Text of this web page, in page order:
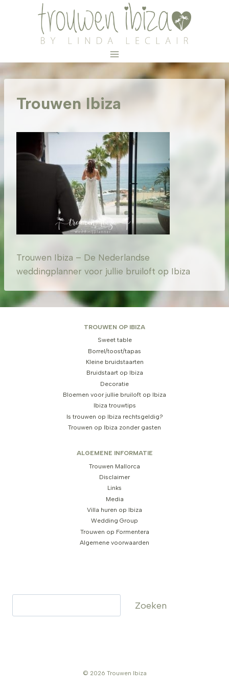
Trouwen Ibiza
Trouwen Ibiza – De Nederlandse
weddingplanner voor jullie bruiloft op Ibiza
TROUWEN OP IBIZA
Sweet table
Borrel/toost/tapas
Kleine bruidstaarten
Bruidstaart op Ibiza
Decoratie
Bloemen voor jullie bruiloft op Ibiza
Ibiza trouwtips
Is trouwen op Ibiza rechtsgeldig?
Trouwen op Ibiza zonder gasten
ALGEMENE INFORMATIE
Trouwen Mallorca
Disclaimer
Links
Media
Villa huren op Ibiza
Wedding Group
Trouwen op Formentera
Algemene voorwaarden
Zoeken
© 2026 Trouwen Ibiza